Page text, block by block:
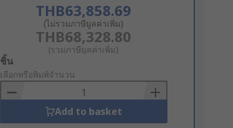
THB63,858.69
(ไม่รวมภาษีมูลค่าเพิ่ม)
THB68,328.80
(รวมภาษีมูลค่าเพิ่ม)
Add
to
Basket
ชิ้น
เลือกหรือพิมพ์จำนวน
Add to basket